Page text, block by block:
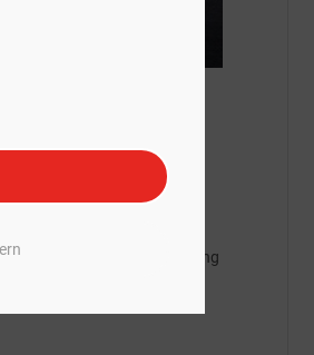
– neue
erfreut sich seit der Einführung